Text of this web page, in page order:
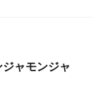
ャモンジャ